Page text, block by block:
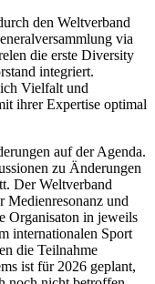
den Weltverband
via
die erste Diversity
integriert.
Vielfalt und
ihrer Expertise optimal
auf der Agenda.
zu Änderungen
Der Weltverband
Medienresonanz und
Organisaton in jeweils
internationalen Sport
die Teilnahme
ist für 2026 geplant,